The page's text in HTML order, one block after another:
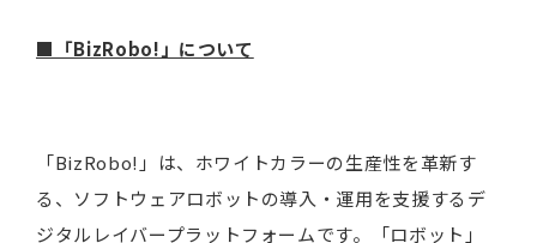
■「BizRobo!」について
「BizRobo!」は、ホワイトカラーの生産性を革新す
る、ソフトウェアロボットの導入・運用を支援するデ
ジタルレイバープラットフォームです。「ロボット」